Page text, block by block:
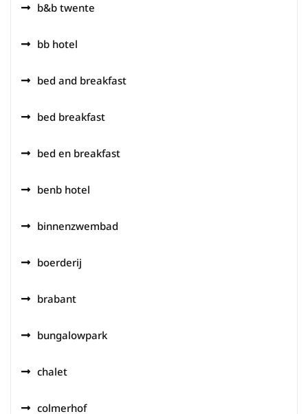
b&b twente
bb hotel
bed and breakfast
bed breakfast
bed en breakfast
benb hotel
binnenzwembad
boerderij
brabant
bungalowpark
chalet
colmerhof